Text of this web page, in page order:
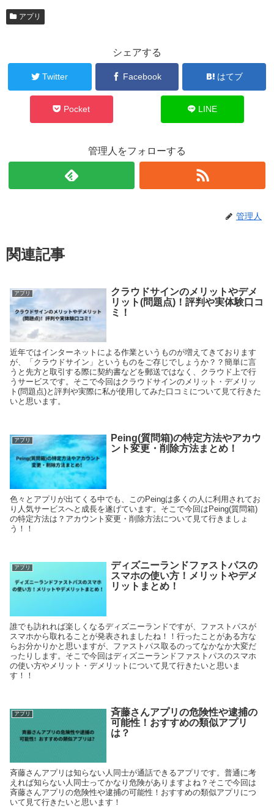
アプリ
シェアする
Twitter Facebook はてブ
Pocket LINE
管理人をフォローする
管理人
関連記事
アプリ
クラウドサインのメリットやデメ
リット(問題点)！評判や実体験口コ
ミ！
近年ではインターネットによる作業というものが増えてきております
が、「クラウドサイン」というものをご存じでしょうか？？簡単に言
うと先方と取引する際に契約書などを郵送ではなく、クラウド上で行
うサービスです。そこで今回はクラウドサインのメリット・デメリッ
ト(問題点)と評判や実際に私が使用してみた口コミについて見て行きた
いと思います。
アプリ
Peing(質問箱)の特定方法やアカウ
ント変更・削除方法まとめ！
色々とアプリが出てくる中でも、このPeingは多くの人に利用されてお
り人気サービスへと成長を遂げています。そこで今回はPeing(質問箱)
の特定方法は？アカウント変更・削除方法について見て行きましょ
う！！
アプリ
ディズニーランドファストパスの
スマホの使い方！メリットやデメ
リットまとめ！
誰でも訪れれば楽しくなるディズニーランドですが、ファストパスが
スマホから取れることが発表されましたね！！行ったことがある方な
らお分かりかと思いますが、ファストパス取るのってなかなか大変だ
ったりします。そこで今回はディズニーランドファストパスのスマホ
の使い方やメリット・デメリットについて見て行きたいと思いま
す！！
アプリ
斉藤さんアプリの危険性や逮捕の
可能性！おすすめの類似アプリ
は？
斉藤さんアプリは知らない人同士が通話できるアプリです。普通に考
えれば知らない人同士ってかなり危険がありますよね？そこで今回は
斉藤さんアプリの危険性や逮捕の可能性！おすすめの類似アプリにつ
いて見て行きたいと思います！